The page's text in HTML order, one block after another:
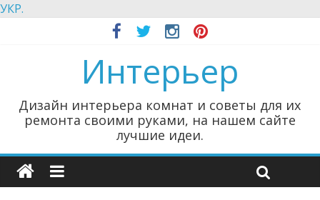
УКР.
Интерьер
Дизайн интерьера комнат и советы для их
ремонта своими руками, на нашем сайте
лучшие идеи.